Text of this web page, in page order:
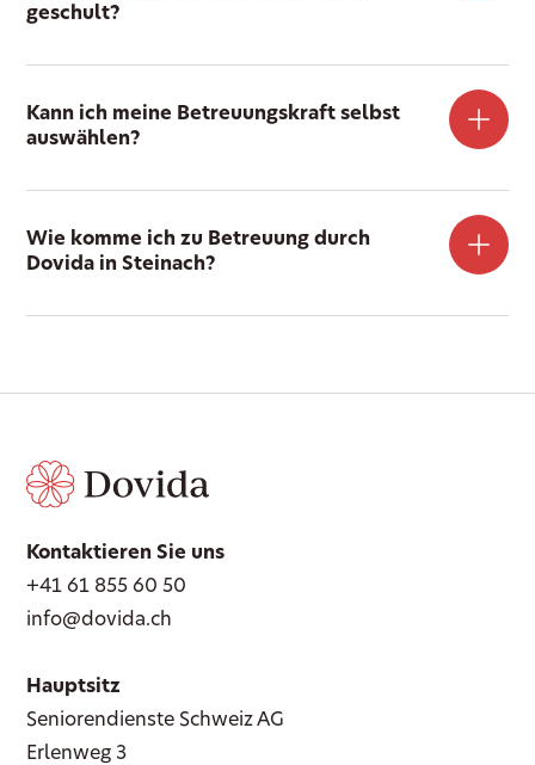
geschult?
Kann ich meine Betreuungskraft selbst
auswählen?
Wie komme ich zu Betreuung durch
Dovida in Steinach?
Kontaktieren Sie uns
+41 61 855 60 50
info@dovida.ch
Hauptsitz
Seniorendienste Schweiz AG
Erlenweg 3